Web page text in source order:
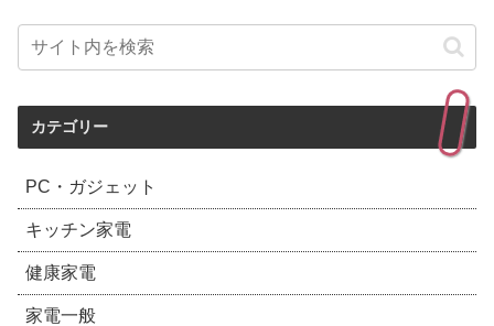
カテゴリー
PC・ガジェット
キッチン家電
健康家電
家電一般